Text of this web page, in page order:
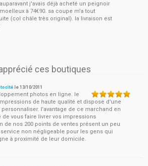
j'avais déjà acheté un peignoir
à 74€90. sa coupe m'a tout
(col châle très original). la livraison est
ces boutiques
le13/10/2011
photos en ligne. le
de haute qualité et dispose d'une
l'avantage de ce marchand en
de vous faire livrer vos impressions
de nos 200 points de ventes présent un peu
non négligeable pour les gens qui
à proximité de leur domicile.